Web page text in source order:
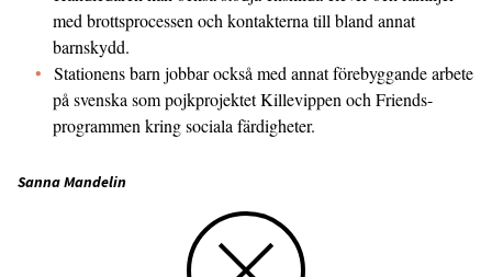
med brottsprocessen och kontakterna till bland annat
barnskydd.
Stationens barn jobbar också med annat förebyggande arbete
på svenska som pojkprojektet Killevippen och Friends-
programmen kring sociala färdigheter.
Sanna Mandelin